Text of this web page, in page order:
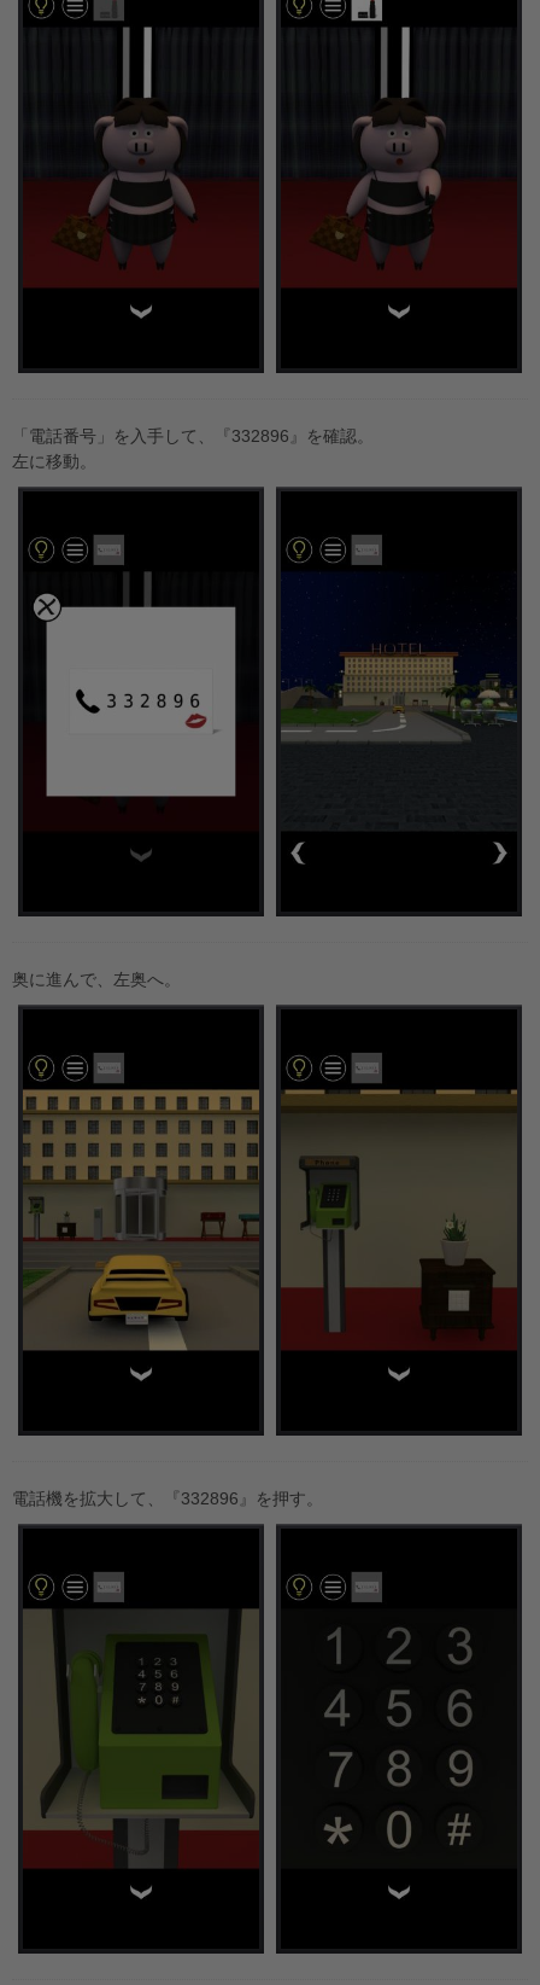
「電話番号」を入手して、『332896』を確認。
左に移動。
奥に進んで、左奥へ。
電話機を拡大して、『332896』を押す。